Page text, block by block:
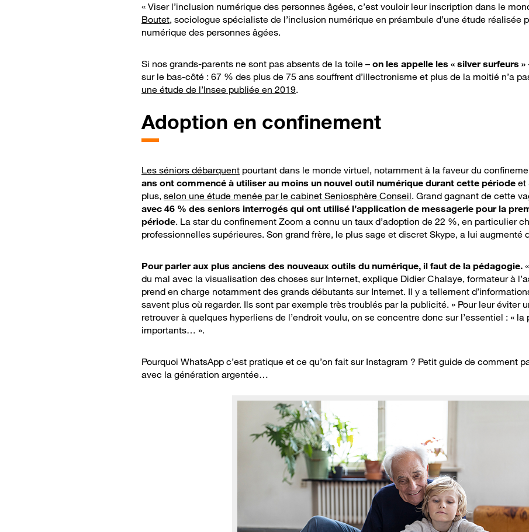
« Viser l’inclusion numérique des personnes âgées, c’est vouloir leur inscription dans le
Boutet, sociologue spécialiste de l’inclusion numérique en préambule d’une étude réalisée
numérique des personnes âgées.
Si nos grands-parents ne sont pas absents de la toile – on les appelle les « silver surfeurs »
sur le bas-côté : 67 % des plus de 75 ans souffrent d’illectronisme et plus de la moitié n’a
une étude de l’Insee publiée en 2019.
Adoption en confinement
Les séniors débarquent pourtant dans le monde virtuel, notamment à la faveur du
ans ont commencé à utiliser au moins un nouvel outil numérique durant cette période et
plus, selon une étude menée par le cabinet Seniosphère Conseil. Grand gagnant de cette
avec 46 % des seniors interrogés qui ont utilisé l’application de messagerie pour la
période. La star du confinement Zoom a connu un taux d’adoption de 22 %, en particulier
professionnelles supérieures. Son grand frère, le plus sage et discret Skype, a lui augmenté
Pour parler aux plus anciens des nouveaux outils du numérique, il faut de la pédagogie.
du mal avec la visualisation des choses sur Internet, explique Didier Chalaye, formateur à
prend en charge notamment des grands débutants sur Internet. Il y a tellement
savent plus où regarder. Ils sont par exemple très troublés par la publicité. » Pour leur éviter
retrouver à quelques hyperliens de l’endroit voulu, on se concentre donc sur l’essentiel : «
importants… ».
Pourquoi WhatsApp c’est pratique et ce qu’on fait sur Instagram ? Petit guide de comment
avec la génération argentée…